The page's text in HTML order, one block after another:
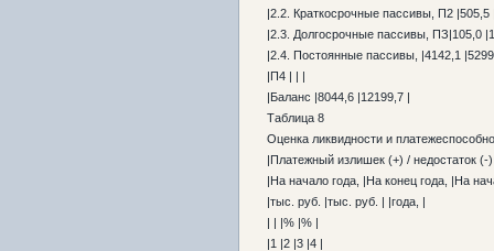
|2.2. Краткосрочные пассивы, П2 |505,5
|2.3. Долгосрочные пассивы, ПЗ|105,0
|2.4. Постоянные пассивы, |4142,1
|П4 | | |
|Баланс |8044,6 |12199,7 |
Таблица 8
Оценка ликвидности и
|Платежный излишек (+) / недостаток (-
|На начало года, |На конец года, |На
|тыс. руб. |тыс. руб. | |года, |
| | |% |% |
|1 |2 |3 |4 |